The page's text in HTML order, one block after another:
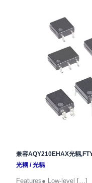
兼容AQY210EHAX光耦
光耦/光耦
Features● Low-level […]